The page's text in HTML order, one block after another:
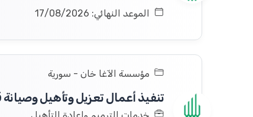
الموعد النهائي: 17/08/2026
مؤسسة الآغا خان - سورية